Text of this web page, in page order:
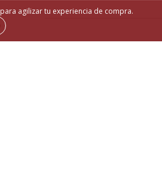
para agilizar tu experiencia de compra.